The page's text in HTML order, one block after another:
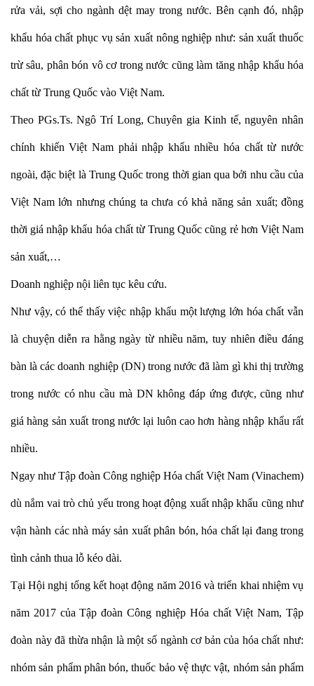
rửa vải, sợi cho ngành dệt may trong nước. Bên cạnh đó, nhập
khẩu hóa chất phục vụ sản xuất nông nghiệp như: sản xuất thuốc
trừ sâu, phân bón vô cơ trong nước cũng làm tăng nhập khẩu hóa
chất từ Trung Quốc vào Việt Nam.
Theo PGs.Ts. Ngô Trí Long, Chuyên gia Kinh tế, nguyên nhân
chính khiến Việt Nam phải nhập khẩu nhiều hóa chất từ nước
ngoài, đặc biệt là Trung Quốc trong thời gian qua bởi nhu cầu của
Việt Nam lớn nhưng chúng ta chưa có khả năng sản xuất; đồng
thời giá nhập khẩu hóa chất từ Trung Quốc cũng rẻ hơn Việt Nam
sản xuất,…
Doanh nghiệp nội liên tục kêu cứu.
Như vậy, có thể thấy việc nhập khẩu một lượng lớn hóa chất vẫn
là chuyện diễn ra hằng ngày từ nhiều năm, tuy nhiên điều đáng
bàn là các doanh nghiệp (DN) trong nước đã làm gì khi thị trường
trong nước có nhu cầu mà DN không đáp ứng được, cũng như
giá hàng sản xuất trong nước lại luôn cao hơn hàng nhập khẩu rất
nhiều.
Ngay như Tập đoàn Công nghiệp Hóa chất Việt Nam (Vinachem)
dù nắm vai trò chủ yếu trong hoạt động xuất nhập khẩu cũng như
vận hành các nhà máy sản xuất phân bón, hóa chất lại đang trong
tình cảnh thua lỗ kéo dài.
Tại Hội nghị tổng kết hoạt động năm 2016 và triển khai nhiệm vụ
năm 2017 của Tập đoàn Công nghiệp Hóa chất Việt Nam, Tập
đoàn này đã thừa nhận là một số ngành cơ bản của hóa chất như:
nhóm sản phẩm phân bón, thuốc bảo vệ thực vật, nhóm sản phẩm